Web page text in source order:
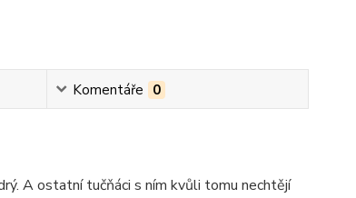
Komentáře 0
A ostatní tučňáci s ním kvůli tomu nechtějí